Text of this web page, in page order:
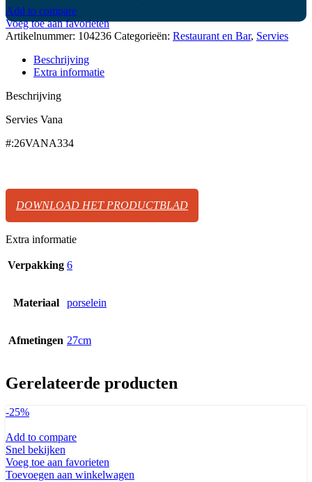
Add to compare
Voeg toe aan favorieten
Artikelnummer: 104236 Categorieën: Restaurant en Bar, Servies
Beschrijving
Extra informatie
Beschrijving
Servies Vana
#:26VANA334
DOWNLOAD HET PRODUCTBLAD
Extra informatie
Verpakking 6
Materiaal porselein
Afmetingen 27cm
Gerelateerde producten
-25%
Add to compare
Snel bekijken
Voeg toe aan favorieten
Toevoegen aan winkelwagen